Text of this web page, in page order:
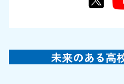
未来のある高